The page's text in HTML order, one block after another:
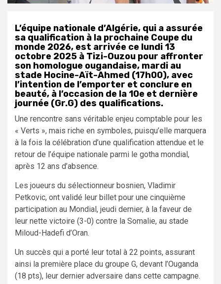
L’équipe nationale d’Algérie, qui a assurée
sa qualification à la prochaine Coupe du
monde 2026, est arrivée ce lundi 13
octobre 2025 à Tizi-Ouzou pour affronter
son homologue ougandaise, mardi au
stade Hocine-Aït-Ahmed (17h00), avec
l’intention de l’emporter et conclure en
beauté, à l’occasion de la 10e et dernière
journée (Gr.G) des qualifications.
Une rencontre sans véritable enjeu comptable pour les
« Verts », mais riche en symboles, puisqu’elle marquera
à la fois la célébration d’une qualification attendue et le
retour de l’équipe nationale parmi le gotha mondial,
après 12 ans d’absence.
Les joueurs du sélectionneur bosnien, Vladimir
Petkovic, ont validé leur billet pour une cinquième
participation au Mondial, jeudi dernier, à la faveur de
leur nette victoire (3-0) contre la Somalie, au stade
Miloud-Hadefi d’Oran.
Un succès qui a porté leur total à 22 points, assurant
ainsi la première place du groupe G, devant l’Ouganda
(18 pts), leur dernier adversaire dans cette campagne.